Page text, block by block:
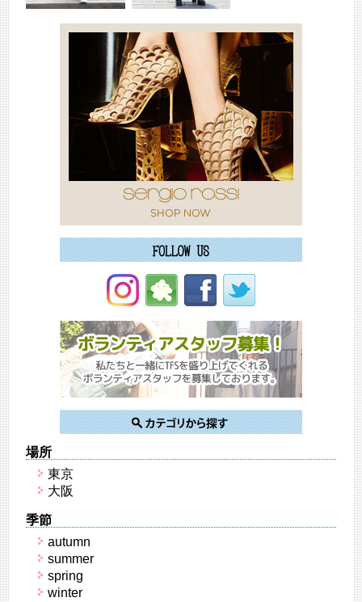
場所
東京
大阪
季節
autumn
summer
spring
winter